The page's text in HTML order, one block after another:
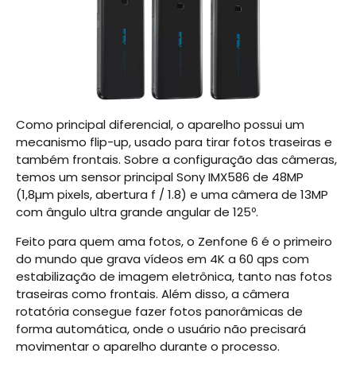
Como principal diferencial, o aparelho possui um
mecanismo flip-up, usado para tirar fotos traseiras e
também frontais. Sobre a configuração das câmeras,
temos um sensor principal Sony IMX586 de 48MP
(1,8µm pixels, abertura f / 1.8) e uma câmera de 13MP
com ângulo ultra grande angular de 125º.
Feito para quem ama fotos, o Zenfone 6 é o primeiro
do mundo que grava vídeos em 4K a 60 qps com
estabilização de imagem eletrônica, tanto nas fotos
traseiras como frontais. Além disso, a câmera
rotatória consegue fazer fotos panorâmicas de
forma automática, onde o usuário não precisará
movimentar o aparelho durante o processo.